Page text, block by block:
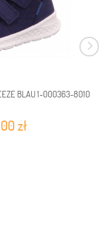
BLAU 1-000363-8010
zł